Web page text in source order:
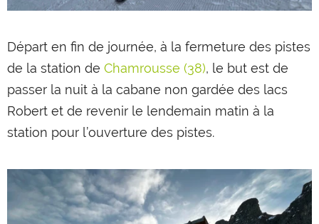
Départ en fin de journée, à la fermeture des pistes
de la station de Chamrousse (38), le but est de
passer la nuit à la cabane non gardée des lacs
Robert et de revenir le lendemain matin à la
station pour l’ouverture des pistes.